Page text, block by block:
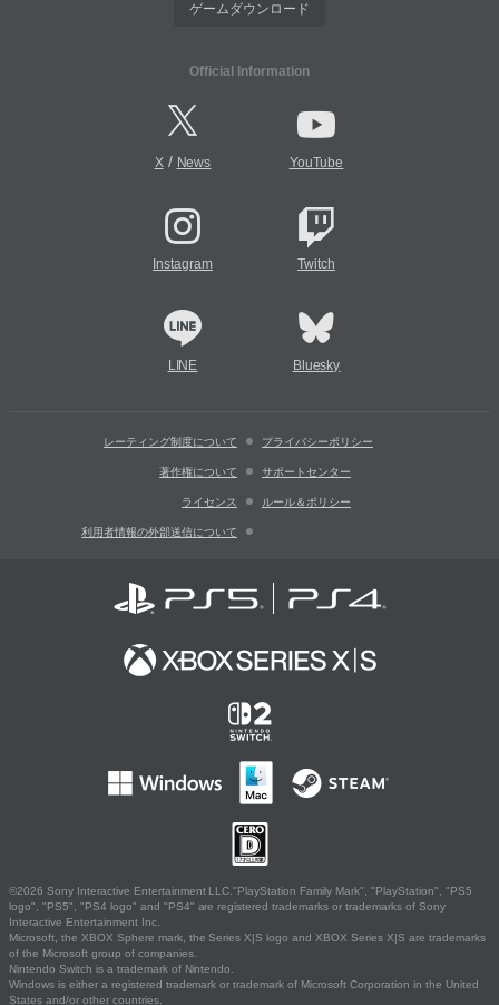
ゲームダウンロード
Official Information
X/ News YouTube
Instagram Twitch
LINE Bluesky
レーティング制度について プライバシーポリシー
著作権について サポートセンター
ライセンス ルール＆ポリシー
利用者情報の外部送信について
©2026 Sony Interactive Entertainment LLC."PlayStation Family Mark", "PlayStation", "PS5
logo", "PS5", "PS4 logo" and "PS4" are registered trademarks or trademarks of Sony
Interactive Entertainment Inc.
Microsoft, the XBOX Sphere mark, the Series X|S logo and XBOX Series X|S are trademarks
of the Microsoft group of companies.
Nintendo Switch is a trademark of Nintendo.
Windows is either a registered trademark or trademark of Microsoft Corporation in the United
States and/or other countries.